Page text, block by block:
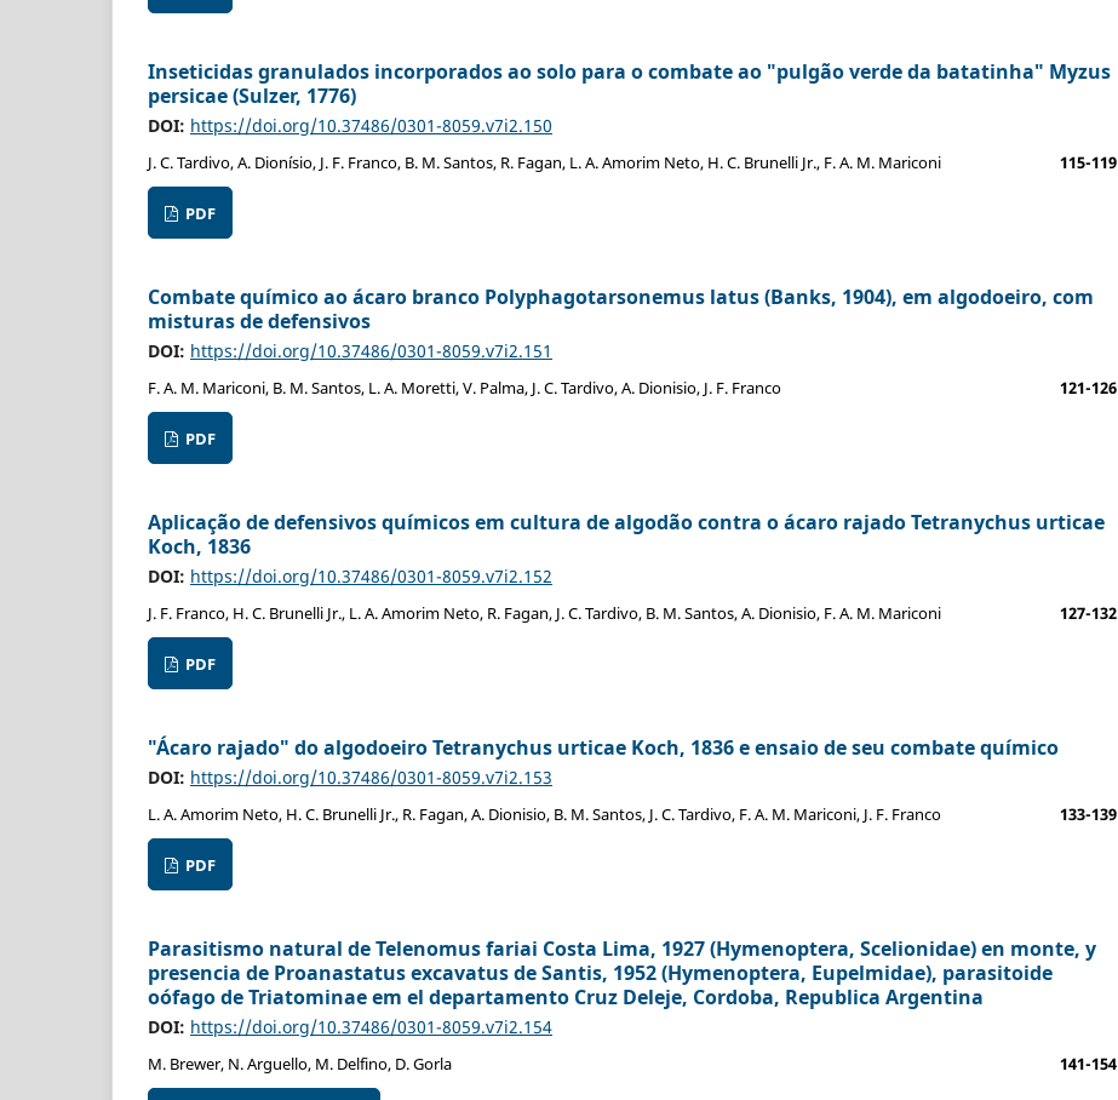
Inseticidas granulados incorporados ao solo para o combate ao "pulgão verde da batatinha" Myzus
persicae (Sulzer, 1776)
DOI: https://doi.org/10.37486/0301-8059.v7i2.150
J. C. Tardivo, A. Dionísio, J. F. Franco, B. M. Santos, R. Fagan, L. A. Amorim Neto, H. C. Brunelli Jr., F. A. M. Mariconi 115-119
PDF
Combate químico ao ácaro branco Polyphagotarsonemus latus (Banks, 1904), em algodoeiro, com
misturas de defensivos
DOI: https://doi.org/10.37486/0301-8059.v7i2.151
F. A. M. Mariconi, B. M. Santos, L. A. Moretti, V. Palma, J. C. Tardivo, A. Dionisio, J. F. Franco 121-126
PDF
Aplicação de defensivos químicos em cultura de algodão contra o ácaro rajado Tetranychus urticae
Koch, 1836
DOI: https://doi.org/10.37486/0301-8059.v7i2.152
J. F. Franco, H. C. Brunelli Jr., L. A. Amorim Neto, R. Fagan, J. C. Tardivo, B. M. Santos, A. Dionisio, F. A. M. Mariconi 127-132
PDF
"Ácaro rajado" do algodoeiro Tetranychus urticae Koch, 1836 e ensaio de seu combate químico
DOI: https://doi.org/10.37486/0301-8059.v7i2.153
L. A. Amorim Neto, H. C. Brunelli Jr., R. Fagan, A. Dionisio, B. M. Santos, J. C. Tardivo, F. A. M. Mariconi, J. F. Franco 133-139
PDF
Parasitismo natural de Telenomus fariai Costa Lima, 1927 (Hymenoptera, Scelionidae) en monte, y
presencia de Proanastatus excavatus de Santis, 1952 (Hymenoptera, Eupelmidae), parasitoide
oófago de Triatominae em el departamento Cruz Deleje, Cordoba, Republica Argentina
DOI: https://doi.org/10.37486/0301-8059.v7i2.154
M. Brewer, N. Arguello, M. Delfino, D. Gorla 141-154